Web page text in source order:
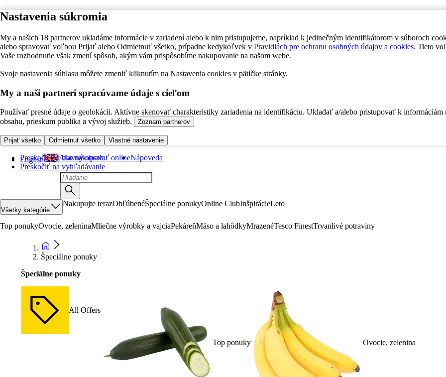
Nastavenia súkromia
My a našich 18 partnerov ukladáme informácie v zariadení alebo k nim pristupujeme, napríklad k jedinečným identifikátorom v súboroch
alebo spravovať voľbou Prijať alebo Odmietnuť všetko, prípadne kedykoľvek v Pravidlách pre ochranu osobných údajov a cookies. Tieto
Vaše rozhodnutie však zmení spôsob, akým vám prispôsobíme nakupovanie na našom webe.
Svoje nastavenia súhlasu môžete zmeniť kliknutím na Nastavenia cookies v pätičke stránky.
My a naši partneri spracúvame údaje s cieľom
Používať presné údaje o geolokácii. Aktívne skenovať charakteristiky zariadenia na identifikáciu. Ukladať a/alebo pristupovať k informáciám
obsahu, prieskum publika a vývoj služieb.
Zoznam partnerov
Prijať všetko Odmietnuť všetko Vlastné nastavenie
Preskočiť na hlavný obsah
Preskočiť na vyhľadávanie
English Ako nakupovať onlineNápoveda
Všetky kategórie
Nakupujte terazObľúbenéŠpeciálne ponukyOnline ClubInšpirácieLeto
Top ponukyOvocie, zeleninaMliečne výrobky a vajciaPekáreňMäso a lahôdkyMrazenéTesco FinestTrvanlivé potraviny
Špeciálne ponuky
Špeciálne ponuky
All Offers
Top ponuky Ovocie, zelenina